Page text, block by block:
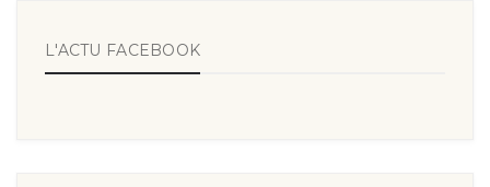
L'ACTU FACEBOOK